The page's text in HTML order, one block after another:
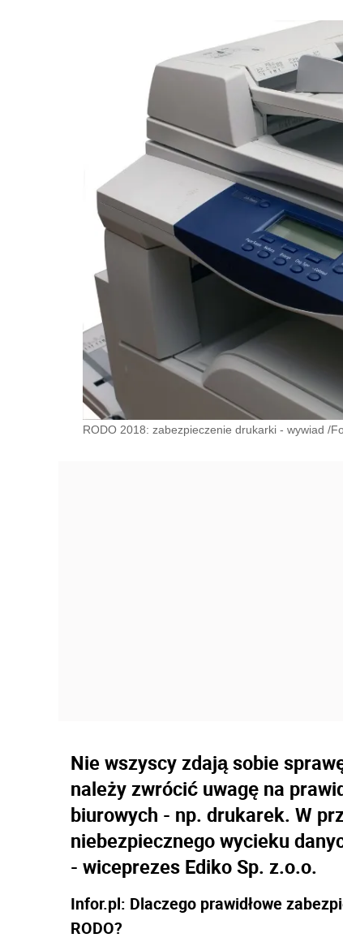
RODO 2018: zabezpieczenie drukarki - wywiad /
Nie wszyscy zdają sobie
należy zwrócić uwagę na
biurowych - np. drukarek. W
niebezpiecznego wycieku
- wiceprezes Ediko Sp. z.o.o.
Infor.pl: Dlaczego prawidłowe
RODO?